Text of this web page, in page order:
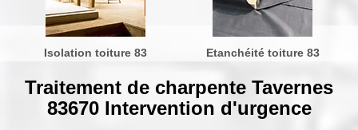
Isolation toiture 83 Etanchéité toiture 83
Traitement de charpente Tavernes
83670 Intervention d'urgence